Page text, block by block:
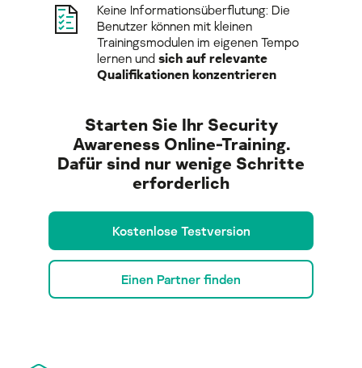
Keine Informationsüberflutung: Die
Benutzer können mit kleinen
Trainingsmodulen im eigenen Tempo
lernen und sich auf relevante
Qualifikationen konzentrieren
Starten Sie Ihr Security
Awareness Online-Training.
Dafür sind nur wenige Schritte
erforderlich
Kostenlose Testversion
Einen Partner finden